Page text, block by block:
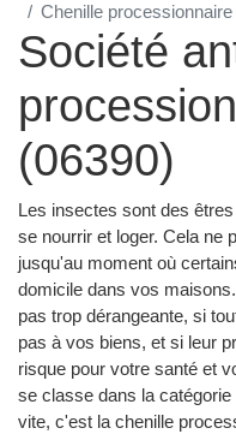
Chenille
Société
(06390)
Les insectes sont des
se nourrir et loger. Cela ne
jusqu'au moment où
domicile dans vos
pas trop dérangeante, si
pas à vos biens, et si leur
risque pour votre santé et
se classe dans la
vite, c'est la chenille